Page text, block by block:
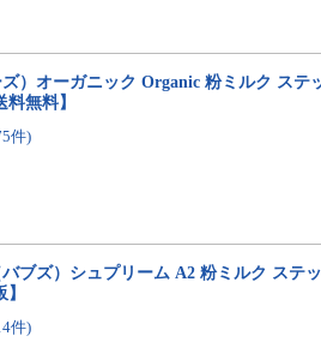
）オーガニック Organic 粉ミルク ステ
無料】
件)
バブズ）シュプリーム A2 粉ミルク ステ
件)